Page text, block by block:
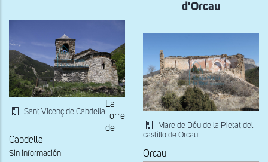
Sant Vicenç de Cabdella
La
Torre
de
Cabdella
Sin información
d'Orcau
Mare de Déu de la Pietat del
castillo de Orcau
Orcau